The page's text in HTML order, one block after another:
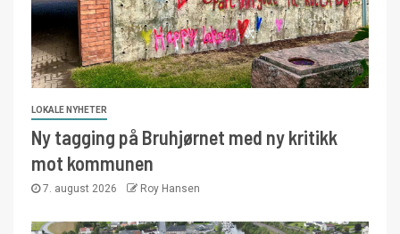
LOKALE NYHETER
Ny tagging på Bruhjørnet med ny kritikk
mot kommunen
7. august 2026 Roy Hansen